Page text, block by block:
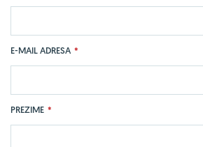
E-MAIL ADRESA *
PREZIME *